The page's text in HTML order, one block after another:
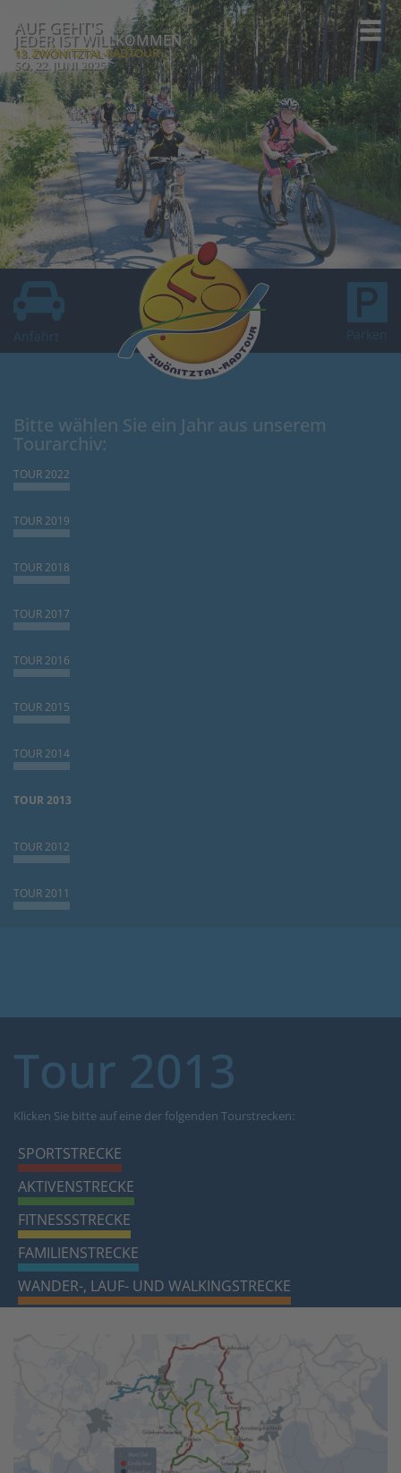
AUF GEHT'S
JEDER IST WILLKOMMEN
13. ZWÖNITZTAL-RADTOUR
SO, 22. JUNI 2025
Anfahrt Parken
Bitte wählen Sie ein Jahr aus unserem
Tourarchiv:
TOUR 2022
TOUR 2019
TOUR 2018
TOUR 2017
TOUR 2016
TOUR 2015
TOUR 2014
TOUR 2013
TOUR 2012
TOUR 2011
Tour 2013
Klicken Sie bitte auf eine der folgenden Tourstrecken:
SPORTSTRECKE
AKTIVENSTRECKE
FITNESSSTRECKE
FAMILIENSTRECKE
WANDER-, LAUF- UND WALKINGSTRECKE